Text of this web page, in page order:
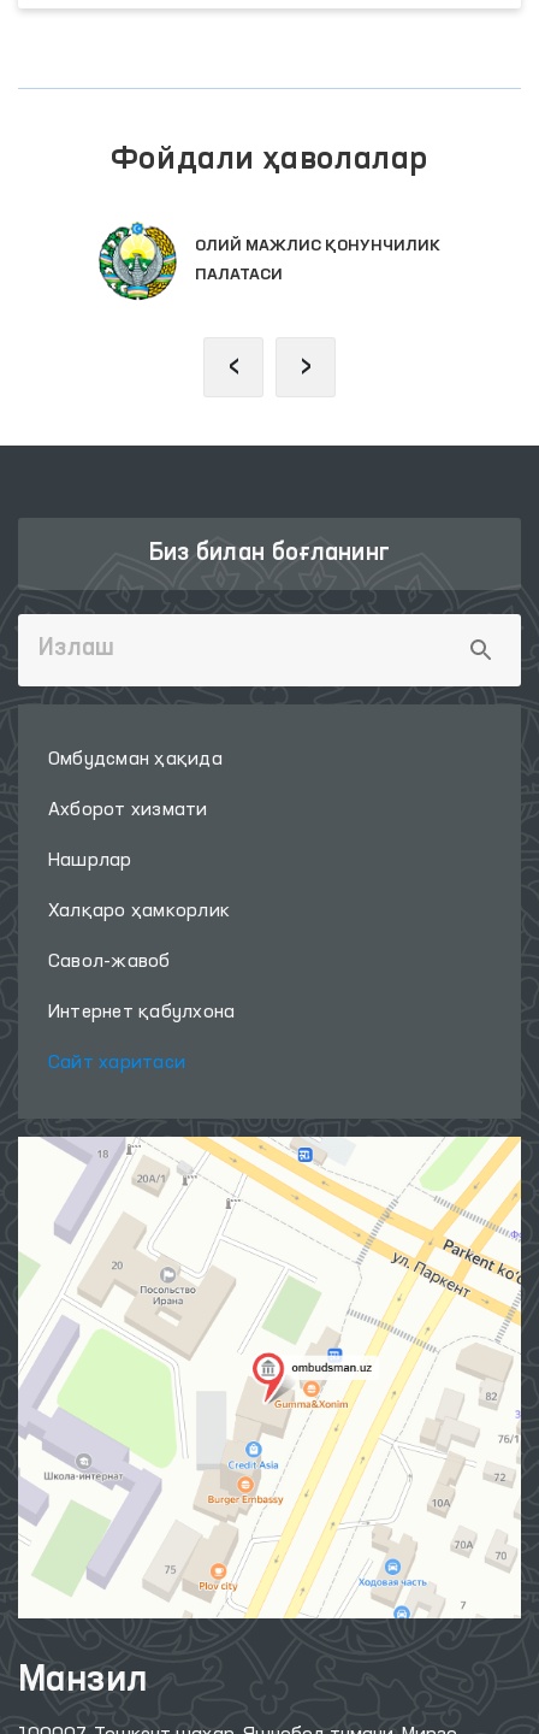
Фойдали ҳаволалар
ОЛИЙ МАЖЛИС ҚОНУНЧИЛИК
ПАЛАТАСИ
‹ ›
Биз билан боғланинг
Омбудсман ҳақида
Ахборот хизмати
Нашрлар
Халқаро ҳамкорлик
Савол-жавоб
Интернет қабулхона
Сайт харитаси
Манзил